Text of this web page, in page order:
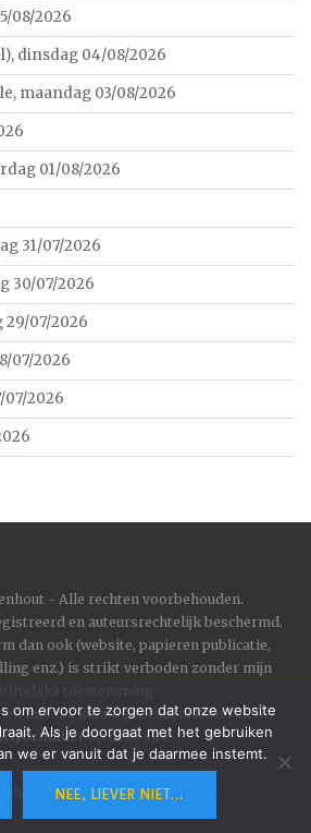
08/2026
dinsdag 04/08/2026
maandag 03/08/2026
01/08/2026
31/07/2026
30/07/2026
29/07/2026
07/2026
07/2026
- Alle rechten voorbehouden.
en auteursrechtelijk beschermd.
dan ook (website, papieren publicatie,
enz.) is strikt verboden zonder mijn
met mij kunt u gebruik maken van het
op deze site.
Toujoursby Automattic
om ervoor te zorgen dat onze website
Als je doorgaat met het gebruiken
we er vanuit dat je daarmee instemt.
NEE, LIEVER NIET...